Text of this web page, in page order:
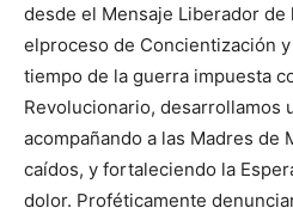
desde el Mensaje Liberador de
elproceso de Concientización
tiempo de la guerra impuesta
Revolucionario, desarrollamos
acompañando a las Madres de
caídos, y fortaleciendo la
dolor. Proféticamente